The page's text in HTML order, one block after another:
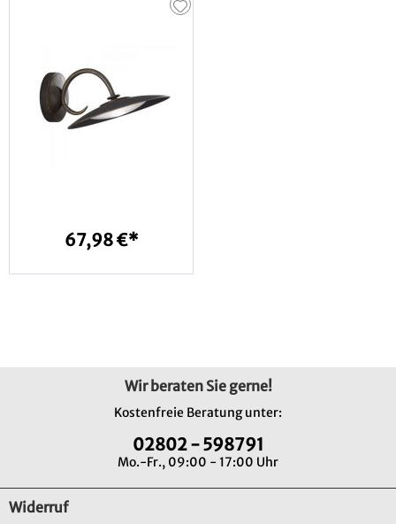
67,98 €*
Wir beraten Sie gerne!
Kostenfreie Beratung unter:
02802 - 598791
Mo.-Fr., 09:00 - 17:00 Uhr
Widerruf